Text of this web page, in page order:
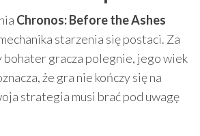
Chronos: Before the Ashes
starzenia się postaci. Za
bohater gracza polegnie, jego wiek
że gra nie kończy się na
strategia musi brać pod uwagę